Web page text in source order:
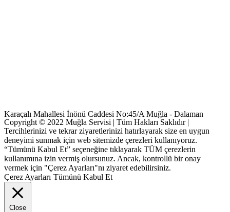
Karaçalı Mahallesi İnönü Caddesi No:45/A Muğla - Dalaman
Copyright © 2022 Muğla Servisi | Tüm Hakları Saklıdır |
Tercihlerinizi ve tekrar ziyaretlerinizi hatırlayarak size en uygun
deneyimi sunmak için web sitemizde çerezleri kullanıyoruz.
“Tümünü Kabul Et” seçeneğine tıklayarak TÜM çerezlerin
kullanımına izin vermiş olursunuz. Ancak, kontrollü bir onay
vermek için "Çerez Ayarları"nı ziyaret edebilirsiniz.
Çerez Ayarları Tümünü Kabul Et
Close